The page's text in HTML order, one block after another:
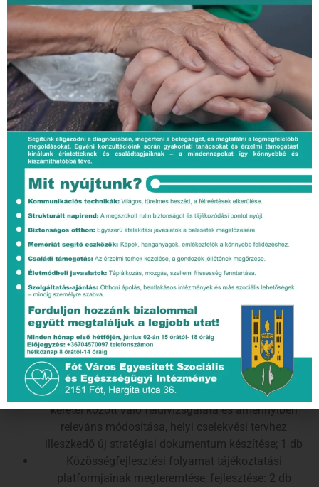
(b1) Mélyszegénységben élő gyermekek, roma gyermekek,
illetve fiatal felnőttek helyben szervezett, tanórán kívüli,
naptári évet átívelő, fejlesztő tevékenység: 1 db program
(b3) Ifjúságot célzó tevékenységek: 1 db program
(b4) Helyi kulturális közösségfejlesztési folyamat
kezdeményezése és megvalósítása:
A projekt által érintett célterület közösségi
tevékenységének történeti feltárása és a lakosság
számára elérhetővé tétele, valamint archiválása: 2 db
dokumentum
A helyi cselekvési terv alapján a célterület
lakosságának kulturális közösségi együttműködését
dinamizáló és fenntartó közösségi akciók,
tevékenységek, események, programok, folyamatok,
rendezvények megvalósítása; 11 db program,
negyedévente 1 program, félévente 1 új folyamat
elindítása
Részvételi fórumok elindítása, működtetése, meglévők
fejlesztése. 8 db
A helyi cselekvési tervhez illeszkedő és a
tevékenységek megvalósításához szükséges települési
stratégiai dokumentum(ok)nak részvételi fórumok
keretei között való felülvizsgálata és amennyiben
releváns módosítása, helyi cselekvési tervhez
illeszkedő új stratégiai dokumentum készítése; 1 db
Közösségfejlesztési folyamat tájékoztatási
platformjainak megteremtése, fejlesztése: 2 db